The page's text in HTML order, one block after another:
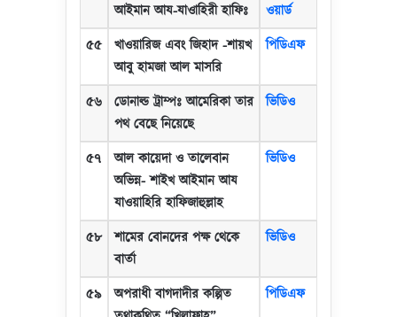
আইমান আয-যাওাহিরী হাফিঃ
ওয়ার্ড
৫৫
খাওয়ারিজ এবং জিহাদ -শায়খ
আবু হামজা আল মাসরি
পিডিএফ
৫৬
ডোনাল্ড ট্রাম্পঃ আমেরিকা তার
পথ বেছে নিয়েছে
ভিডিও
৫৭
আল কায়েদা ও তালেবান
অভিন্ন- শাইখ আইমান আয
যাওয়াহিরি হাফিজাহুল্লাহ
ভিডিও
৫৮
শামের বোনদের পক্ষ থেকে
বার্তা
ভিডিও
৫৯
অপরাধী বাগদাদীর কল্পিত
পিডিএফ